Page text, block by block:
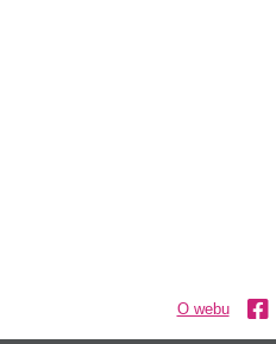
O webu